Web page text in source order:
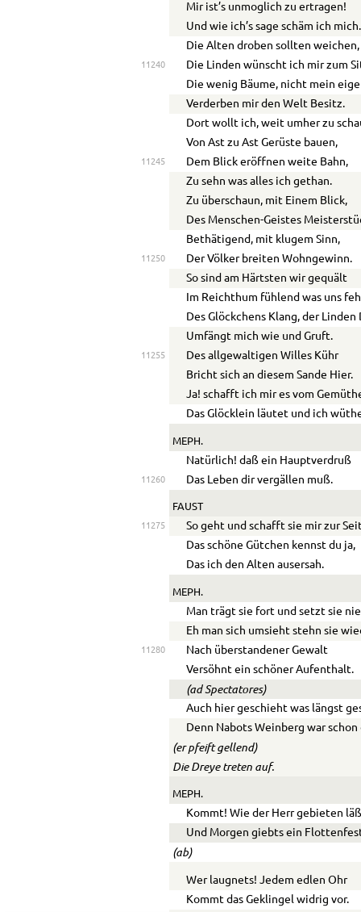
Mir ist’s unmoglich zu ertragen!
Und wie ich’s sage schäm ich mich.
Die Alten droben sollten weichen,
11240
Die Linden wünscht ich mir zum
Die wenig Bäume, nicht mein
Verderben mir den Welt Besitz.
Dort wollt ich, weit umher zu
Von Ast zu Ast Gerüste bauen,
11245
Dem Blick eröffnen weite Bahn,
Zu sehn was alles ich gethan.
Zu überschaun, mit Einem Blick,
Des Menschen-Geistes
Bethätigend, mit klugem Sinn,
11250
Der Völker breiten Wohngewinn.
So sind am Härtsten wir gequält
Im Reichthum fühlend was uns
Des Glöckchens Klang, der Linden
Umfängt mich wie und Gruft.
11255
Des allgewaltigen Willes Kühr
Bricht sich an diesem Sande Hier.
Ja! schafft ich mir es vom
Das Glöcklein läutet und ich
MEPH.
Natürlich! daß ein Hauptverdruß
11260 Das Leben dir vergällen muß.
FAUST
11275
So geht und schafft sie mir zur
Das schöne Gütchen kennst du ja,
Das ich den Alten ausersah.
MEPH.
Man trägt sie fort und setzt sie
Eh man sich umsieht stehn sie
11280
Nach überstandener Gewalt
Versöhnt ein schöner Aufenthalt.
(ad Spectatores)
Auch hier geschieht was längst
Denn Nabots Weinberg war schon
(er pfeift gellend)
Die Dreye treten auf.
MEPH.
Kommt! Wie der Herr gebieten
Und Morgen giebts ein
(ab)
Wer laugnets! Jedem edlen Ohr
Kommt das Geklingel widrig vor.